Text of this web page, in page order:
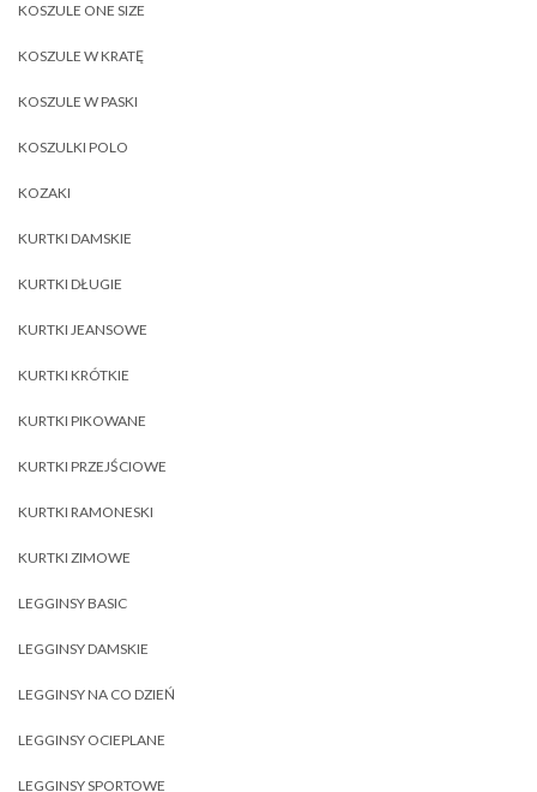
KOSZULE ONE SIZE
KOSZULE W KRATĘ
KOSZULE W PASKI
KOSZULKI POLO
KOZAKI
KURTKI DAMSKIE
KURTKI DŁUGIE
KURTKI JEANSOWE
KURTKI KRÓTKIE
KURTKI PIKOWANE
KURTKI PRZEJŚCIOWE
KURTKI RAMONESKI
KURTKI ZIMOWE
LEGGINSY BASIC
LEGGINSY DAMSKIE
LEGGINSY NA CO DZIEŃ
LEGGINSY OCIEPLANE
LEGGINSY SPORTOWE